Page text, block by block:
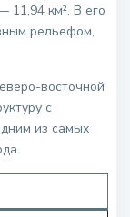
11,94 км². В его
рельефом,
восточной
с
из самых